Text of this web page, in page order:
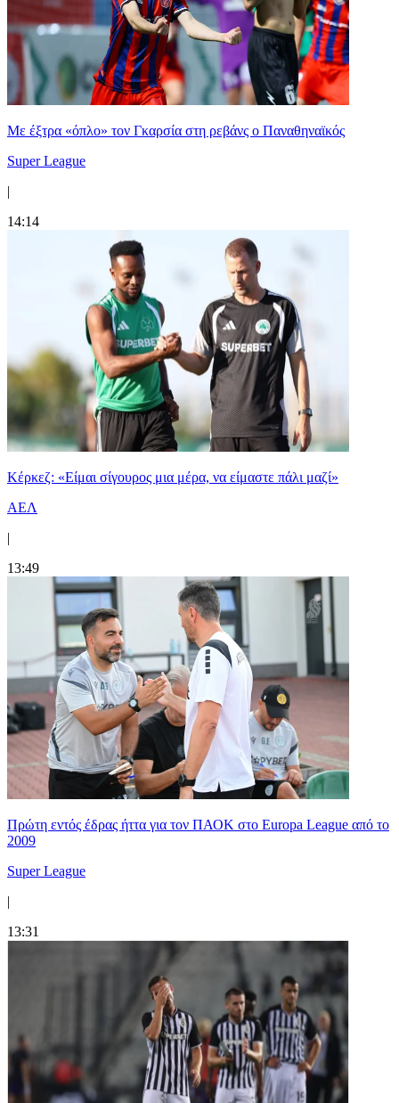
Mε έξτρα «όπλο» τον Γκαρσία στη ρεβάνς ο Παναθηναϊκός
Super League
|
14:14
Κέρκεζ: «Είμαι σίγουρος μια μέρα, να είμαστε πάλι μαζί»
ΑΕΛ
|
13:49
Πρώτη εντός έδρας ήττα για τον ΠΑΟΚ στο Europa League από το
2009
Super League
|
13:31